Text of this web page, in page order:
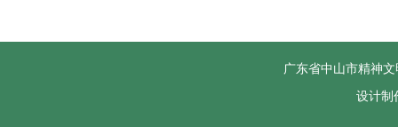
广东省中山市精神
设计制